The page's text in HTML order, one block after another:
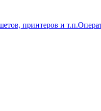
принтеров и т.п.